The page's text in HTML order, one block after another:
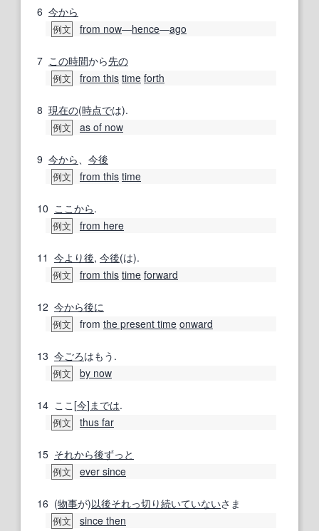
6 今から
例文 from now―hence―ago
7 この時間から先の
例文 from this time forth
8 現在の(時点では).
例文 as of now
9 今から 今後
例文 from this time
10 ここから.
例文 from here
11 今より後, 今後(は).
例文 from this time forward
12 今から後に
例文 from the present time onward
13 今ごろはもう.
例文 by now
14 ここ[今] までは.
例文 thus far
15 それから後ずっと
例文 ever since
16 (物事が)以後それっ切り続いていないさま
例文 since then